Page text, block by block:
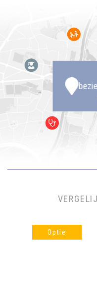
Optie